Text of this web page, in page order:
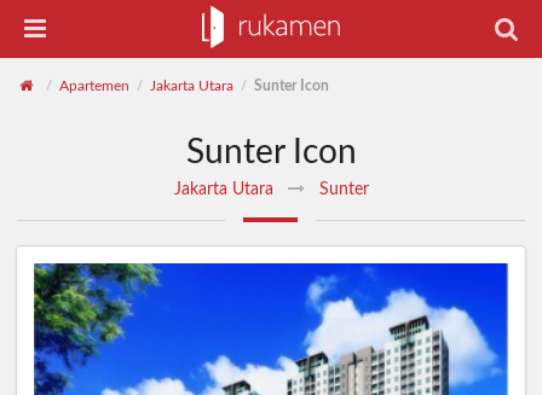
/ Apartemen / Jakarta Utara / Sunter Icon
Sunter Icon
Jakarta Utara Sunter